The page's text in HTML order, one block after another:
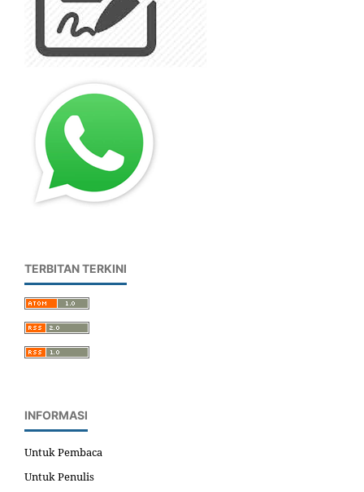
TERBITAN TERKINI
INFORMASI
Untuk Pembaca
Untuk Penulis